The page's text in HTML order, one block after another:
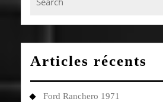
for:
Articles récents
Ford Ranchero 1971